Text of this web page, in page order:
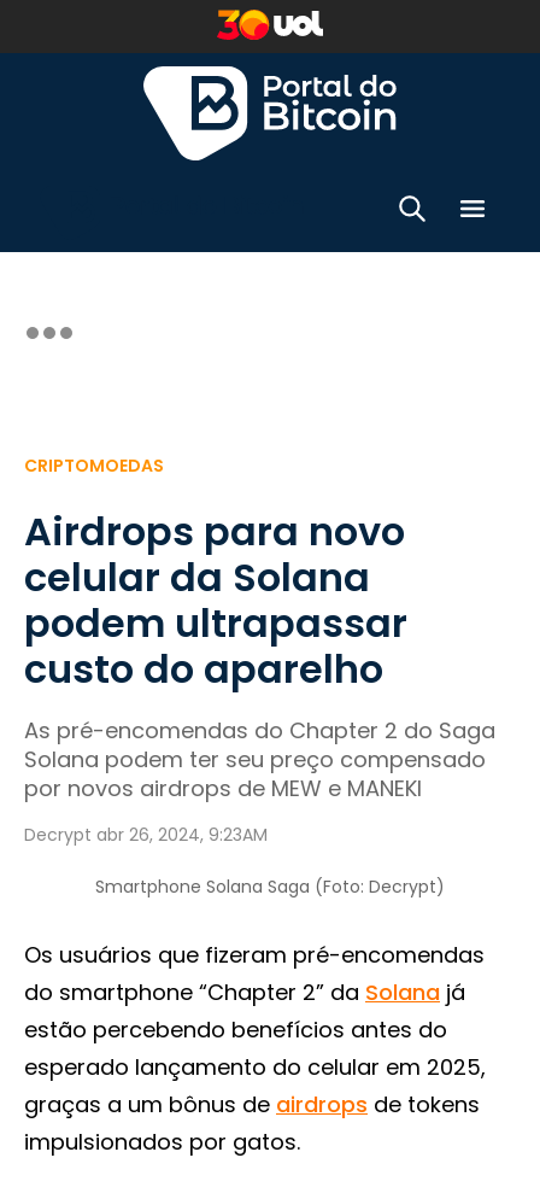
CRIPTOMOEDAS
Airdrops para novo
celular da Solana
podem ultrapassar
custo do aparelho
As pré-encomendas do Chapter 2 do Saga
Solana podem ter seu preço compensado
por novos airdrops de MEW e MANEKI
Decrypt abr 26, 2024, 9:23AM
Smartphone Solana Saga (Foto: Decrypt)
Os usuários que fizeram pré-encomendas
do smartphone “Chapter 2” da Solana já
estão percebendo benefícios antes do
esperado lançamento do celular em 2025,
graças a um bônus de airdrops de tokens
impulsionados por gatos.